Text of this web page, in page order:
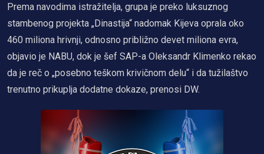
Prema navodima istražitelja, grupa je preko luksuznog
stambenog projekta „Dinastija“ nadomak Kijeva oprala oko
460 miliona hrivnji, odnosno približno devet miliona evra,
objavio je NABU, dok je šef SAP-a Oleksandr Klimenko rekao
da je reč o „posebno teškom krivičnom delu“ i da tužilaštvo
trenutno prikuplja dodatne dokaze, prenosi DW.